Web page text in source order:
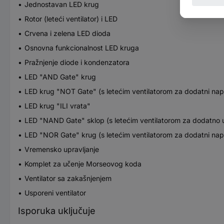
Jednostavan LED krug
Rotor (leteći ventilator) i LED
Crvena i zelena LED dioda
Osnovna funkcionalnost LED kruga
Pražnjenje diode i kondenzatora
LED "AND Gate" krug
LED krug "NOT Gate" (s letećim ventilatorom za dodatni
LED krug "ILI vrata"
LED "NAND Gate" sklop (s letećim ventilatorom za dodatno
LED "NOR Gate" krug (s letećim ventilatorom za dodatni
Vremensko upravljanje
Komplet za učenje Morseovog koda
Ventilator sa zakašnjenjem
Usporeni ventilator
Isporuka uključuje